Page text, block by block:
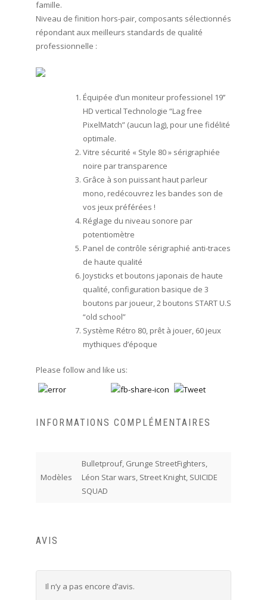
famille.
Niveau de finition hors-pair, composants sélectionnés
répondant aux meilleurs standards de qualité
professionnelle :
Équipée d’un moniteur professionel 19’’
HD vertical Technologie “Lag free
PixelMatch” (aucun lag), pour une fidélité
optimale.
Vitre sécurité « Style 80 » sérigraphiée
noire par transparence
Grâce à son puissant haut parleur
mono, redécouvrez les bandes son de
vos jeux préférées !
Réglage du niveau sonore par
potentiomètre
Panel de contrôle sérigraphié anti-traces
de haute qualité
Joysticks et boutons japonais de haute
qualité, configuration basique de 3
boutons par joueur, 2 boutons START U.S
“old school”
Système Rétro 80, prêt à jouer, 60 jeux
mythiques d’époque
Please follow and like us:
INFORMATIONS COMPLÉMENTAIRES
Modèles
Bulletprouf, Grunge StreetFighters,
Léon Star wars, Street Knight, SUICIDE
SQUAD
AVIS
Il n’y a pas encore d’avis.